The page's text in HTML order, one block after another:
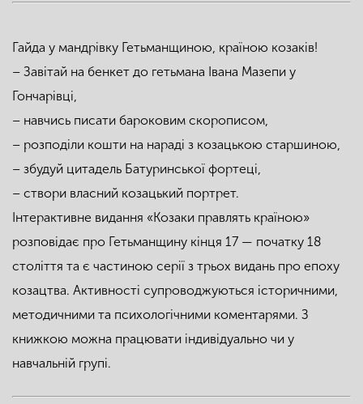
Гайда у мандрівку Гетьманщиною, країною козаків!
– Завітай на бенкет до гетьмана Івана Мазепи у
Гончарівці,
– навчись писати бароковим скорописом,
– розподіли кошти на нараді з козацькою старшиною,
– збудуй цитадель Батуринської фортеці,
– створи власний козацький портрет.
Інтерактивне видання «Козаки правлять країною»
розповідає про Гетьманщину кінця 17 — початку 18
століття та є частиною серії з трьох видань про епоху
козацтва. Активності супроводжуються історичними,
методичними та психологічними коментарями. З
книжкою можна працювати індивідуально чи у
навчальній групі.